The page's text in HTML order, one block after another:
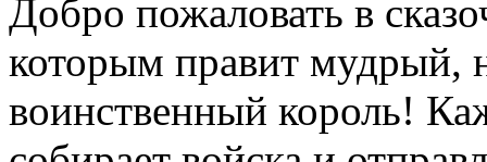
Добро пожаловать в
которым правит мудрый,
воинственный король!